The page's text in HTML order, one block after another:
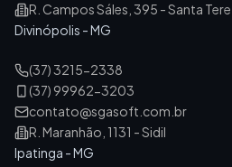
R. Campos Sáles, 395 - Santa
Divinópolis - MG
(37) 3215-2338
(37) 99962-3203
contato@sgasoft.com.br
R. Maranhão, 1131 - Sidil
Ipatinga - MG